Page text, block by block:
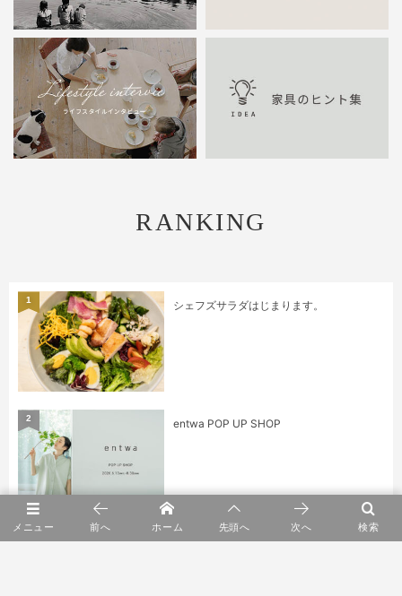
RANKING
シェフズサラダはじまります。
1
entwa POP UP SHOP
2
YARN HOME POP UP
メニュー 検索
前へ ホーム 先頭へ 次へ